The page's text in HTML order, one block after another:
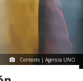
Contexto | Agencia UNO